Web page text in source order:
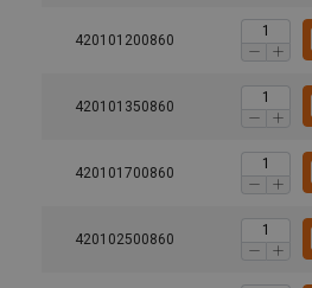
420101200860
420101350860
420101700860
420102500860